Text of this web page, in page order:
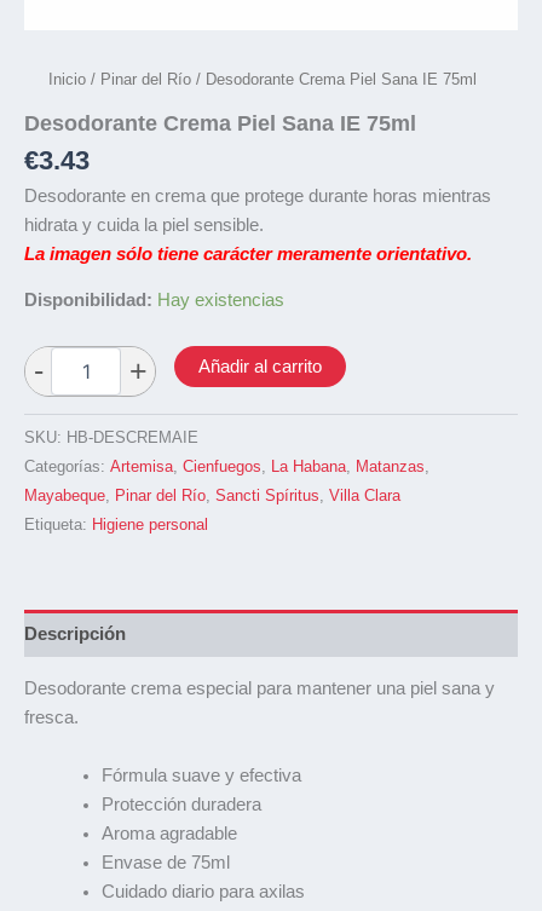
Inicio / Pinar del Río / Desodorante Crema Piel Sana IE 75ml
Desodorante Crema Piel Sana IE 75ml
€3.43
Desodorante en crema que protege durante horas mientras
hidrata y cuida la piel sensible.
La imagen sólo tiene carácter meramente orientativo.
Disponibilidad: Hay existencias
Añadir al carrito
SKU: HB-DESCREMAIE
Categorías: Artemisa Cienfuegos La Habana Matanzas
Mayabeque
Pinar del Río Sancti Spíritus Villa Clara
Etiqueta: Higiene personal
Descripción
Desodorante crema especial para mantener una piel sana y
fresca.
Fórmula suave y efectiva
Protección duradera
Aroma agradable
Envase de 75ml
Cuidado diario para axilas